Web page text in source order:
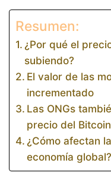
Resumen:
¿Por qué el
subiendo?
El valor de las
incrementado
Las ONGs
precio del Bitcoin
¿Cómo afectan
economía global?